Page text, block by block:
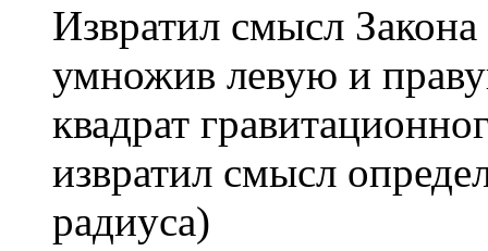
Извратил смысл
умножив левую и
квадрат
извратил смысл
радиуса)